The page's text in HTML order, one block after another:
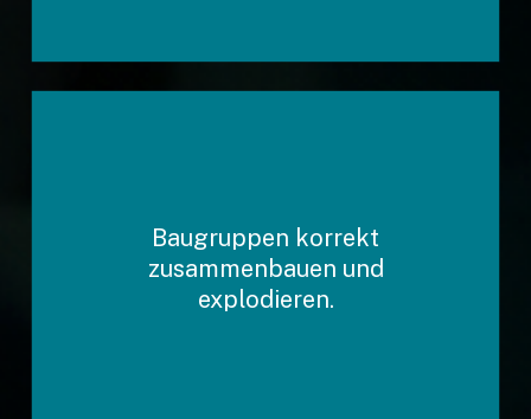
Baugruppen korrekt
zusammenbauen und
explodieren.
erzeugen, Ansichten anlegen
und Bemaßungen/Achsen
einfügen (inkl.